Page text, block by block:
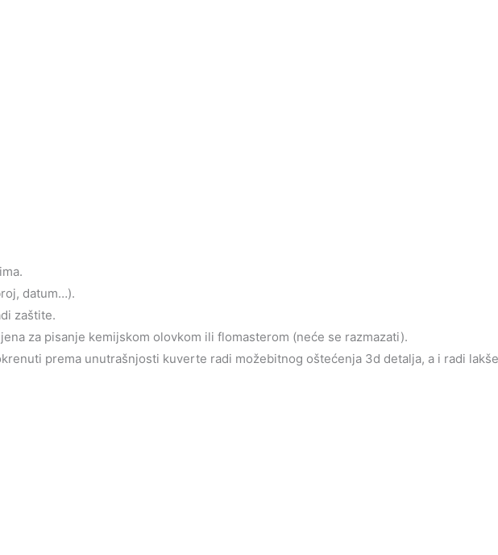
datum…).
zaštite.
za pisanje kemijskom olovkom ili flomasterom (neće se razmazati).
prema unutrašnjosti kuverte radi možebitnog oštećenja 3d detalja, a i radi